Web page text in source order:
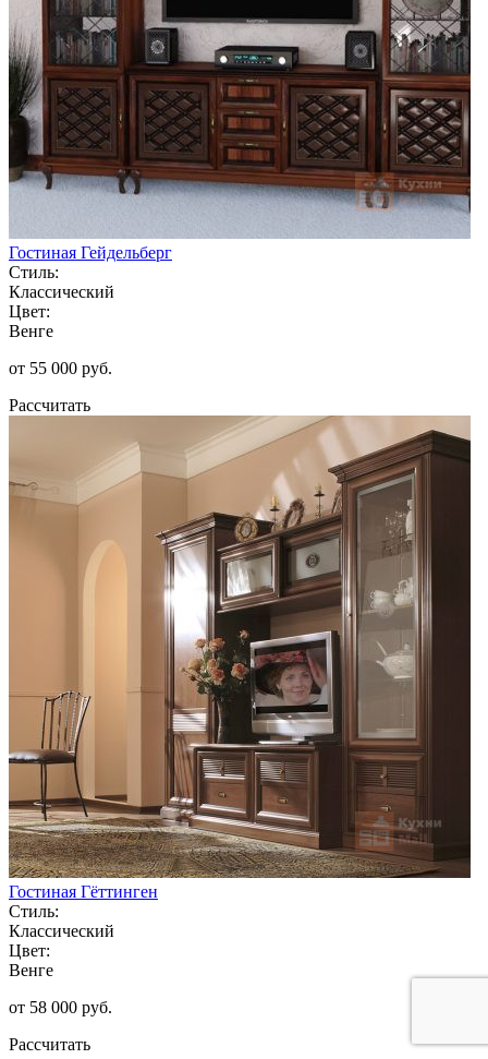
Гостиная Гейдельберг
Стиль:
Классический
Цвет:
Венге
от 55 000 руб.
Рассчитать
Гостиная Гёттинген
Стиль:
Классический
Цвет:
Венге
от 58 000 руб.
Рассчитать